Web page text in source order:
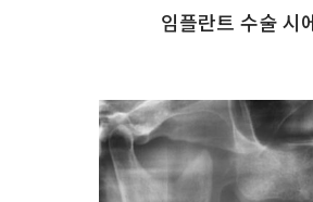
임플란트 수술 시